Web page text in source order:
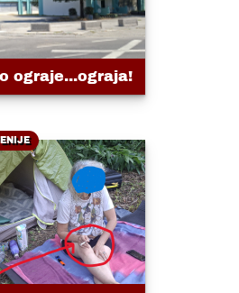
ograje...ograja!